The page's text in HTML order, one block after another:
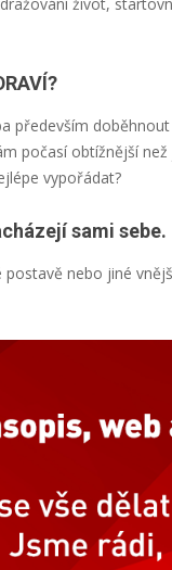
život,
především
počasí obtížnější než
vypořádat?
sami sebe.
postavě nebo jiné